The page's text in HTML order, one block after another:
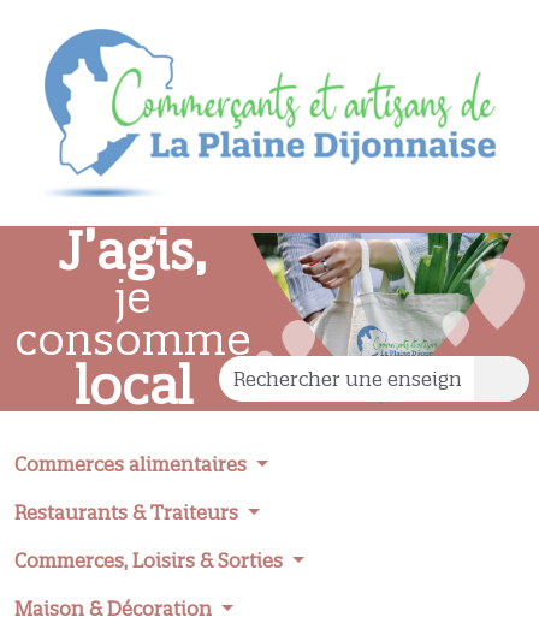
J’agis,
je
consomme
local
Commerces alimentaires
Restaurants & Traiteurs
Commerces, Loisirs & Sorties
Maison & Décoration